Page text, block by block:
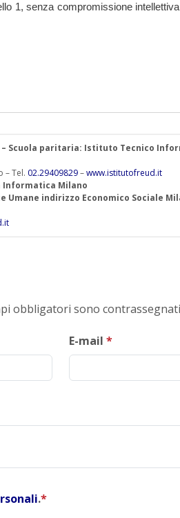
1, senza compromissione
Scuola paritaria: Istituto Tecnico
– Tel. 02.29409829–www.istitutofreud.it
Informatica Milano
Umane indirizzo Economico Sociale
obbligatori sono
E-mail *
.*